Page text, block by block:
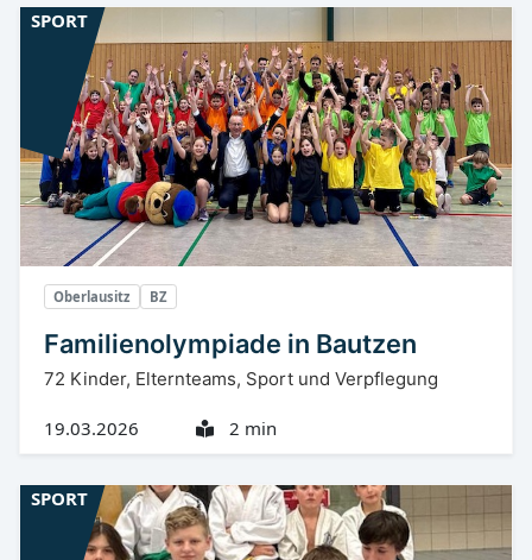
Oberlausitz BZ
Familienolympiade in Bautzen
72 Kinder, Elternteams, Sport und Verpflegung
19.03.2026 2 min
SPORT
SPORT